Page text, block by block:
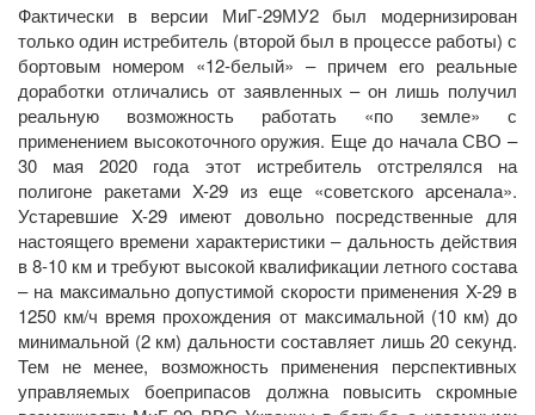
Фактически в версии МиГ-29МУ2 был модернизирован
только один истребитель (второй был в процессе работы) с
бортовым номером «12-белый» – причем его реальные
доработки отличались от заявленных – он лишь получил
реальную возможность работать «по земле» с
применением высокоточного оружия. Еще до начала СВО –
30 мая 2020 года этот истребитель отстрелялся на
полигоне ракетами X-29 из еще «советского арсенала».
Устаревшие X-29 имеют довольно посредственные для
настоящего времени характеристики – дальность действия
в 8-10 км и требуют высокой квалификации летного состава
– на максимально допустимой скорости применения X-29 в
1250 км/ч время прохождения от максимальной (10 км) до
минимальной (2 км) дальности составляет лишь 20 секунд.
Тем не менее, возможность применения перспективных
управляемых боеприпасов должна повысить скромные